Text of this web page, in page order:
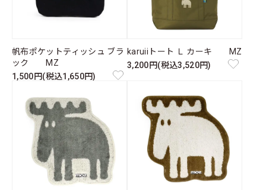
帆布ポケットティッシュ ブラ
ック MZ
1,500円(税込1,650円)
karuiiトート Ｌ カーキ MZ
3,200円(税込3,520円)